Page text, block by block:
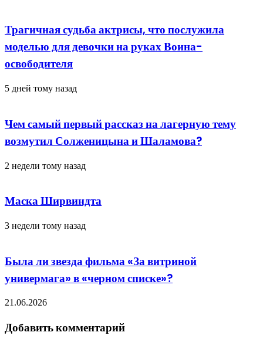
Трагичная судьба актрисы, что послужила
моделью для девочки на руках Воина-
освободителя
5 дней тому назад
Чем самый первый рассказ на лагерную тему
возмутил Солженицына и Шаламова?
2 недели тому назад
Маска Ширвиндта
3 недели тому назад
Была ли звезда фильма «За витриной
универмага» в «черном списке»?
21.06.2026
Добавить комментарий